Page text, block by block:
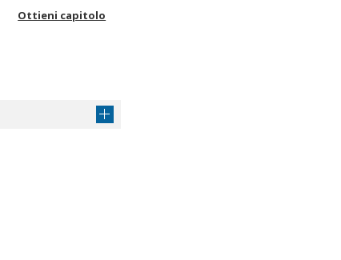
Ottieni capitolo